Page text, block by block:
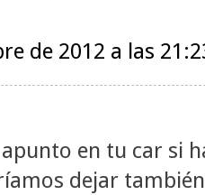
de 2012 a las
apunto en tu car si
dejar